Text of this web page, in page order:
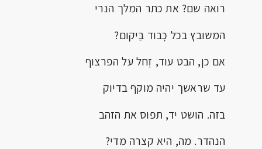
רואה שם? את כתר המלך הנרי
המשובץ בכל כָּבוד בַּיקוּם?
אם כן, הבט עוד, זְחל על הפרצוף
עד שראשך יהיה מוקף בדיוק
בזה. הושט יד, תפוס את הזהב
הנהדר. מה, היא קצרה מדי?